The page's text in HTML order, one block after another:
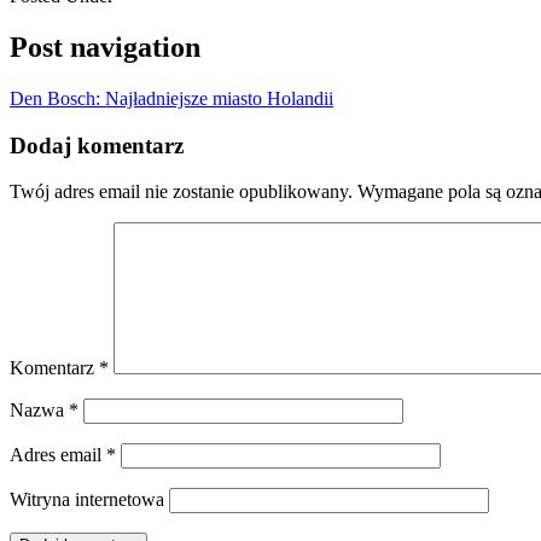
Post navigation
Den Bosch: Najładniejsze miasto Holandii
Dodaj komentarz
Twój adres email nie zostanie opublikowany. Wymagane pola są
Komentarz *
Nazwa *
Adres email *
Witryna internetowa